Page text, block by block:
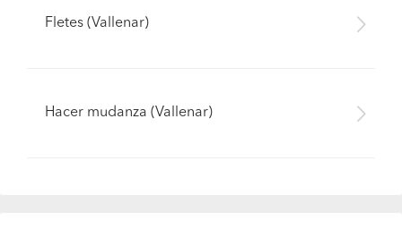
Fletes (Vallenar)
Hacer mudanza (Vallenar)